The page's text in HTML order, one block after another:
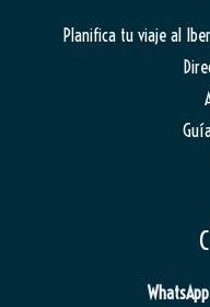
Planifica tu viaje al